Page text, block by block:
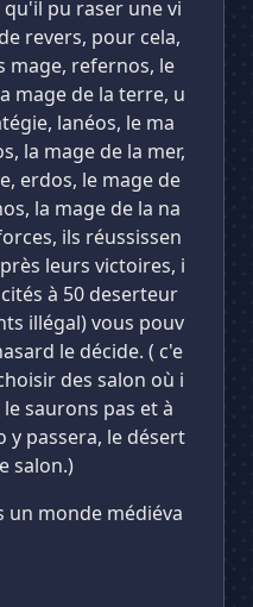
pu raser une vi
revers, pour cela,
mage, refernos, le
mage de la terre, u
lanéos, le ma
la mage de la mer,
erdos, le mage de
la mage de la na
ils réussissen
leurs victoires, i
à 50 deserteur
illégal) vous pouv
le décide. ( c'e
des salon où i
saurons pas et à
y passera, le désert
salon.)
un monde médiéva